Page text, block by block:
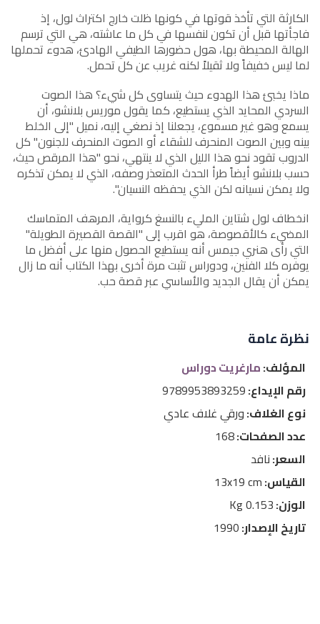
الكارثة التي تأخذ قوتها في كونها ظلت خارج اكتراث لول، إذ
فاجأتها قبل أن تكون لنفسها في كل ما عاشته، هي التي ترسم
الهالة المحيطة بها، هول حضورها الطيفي الهادئ، هدوء تحملها
لما ليس خفيفاً ولا ثقيلاً لكنه غريب عن كل تحمل.
ماذا يخبئ هذا الهدوء حيث يتساوى كل شيء؟ هذا الصوت
السردي المحايد الذي يستطيع، كما يقول موريس بلانشو، أن
يسمع وهو غير مسموع، يجعلنا إذ نصغي إليه، نميل "إلى الخلط
بينه وبين الصوت المنحرف للشقاء أو الصوت المنحرف للجنون" كل
الدروب تقود نحو هذا الليل الذي لا ينتهي، نحو "هذا المرقص حيث،
حسب بلانشو أيضاً طرأ الحدث المتعذر وصفه، الذي لا يمكن تذكره
ولا يمكن نسيانه لكن الذي يحفظه النسيان".
انخطاف لول شتاين المليء بالنسغ كرواية، المرهف المتماسك
المضيء كالأقصوصة، هو اقرب إلى "القصة القصيرة الطويلة"
التي رأى هنري جيمس أنه يستطيع الحصول منها على أفضل ما
يوفره كلا الفنين، ودوراس تثبت مرة أخرى بهذا الكتاب أنه ما زال
يمكن أن يقال الجديد والأساسي عبر قصة حب.
نظرة عامة
المؤلف:مارغريت دوراس
رقم الإيداع:9789953893259
نوع الغلاف:ورقي غلاف عادي
عدد الصفحات:168
السعر:نافد
القياس:13x19 cm
الوزن:0.153 Kg
تاريخ الإصدار:1990